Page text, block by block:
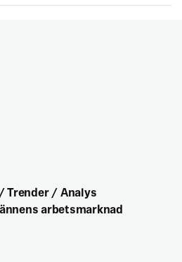
Trender / Analys
arbetsmarknad